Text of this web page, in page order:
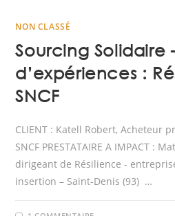
NON CLASSÉ
Sourcing Solidaire
d’expériences :
SNCF
CLIENT : Katell Robert, Acheteur
SNCF PRESTATAIRE A IMPACT :
dirigeant de Résilience -
insertion – Saint-Denis (93) …